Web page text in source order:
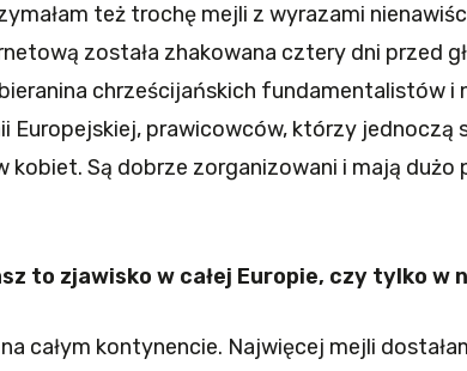
też trochę mejli z wyrazami
została zhakowana cztery dni przed
chrześcijańskich fundamentalistów i
Europejskiej, prawicowców, którzy jednoczą
kobiet. Są dobrze zorganizowani i mają dużo
to zjawisko w całej Europie, czy tylko
całym kontynencie. Najwięcej mejli